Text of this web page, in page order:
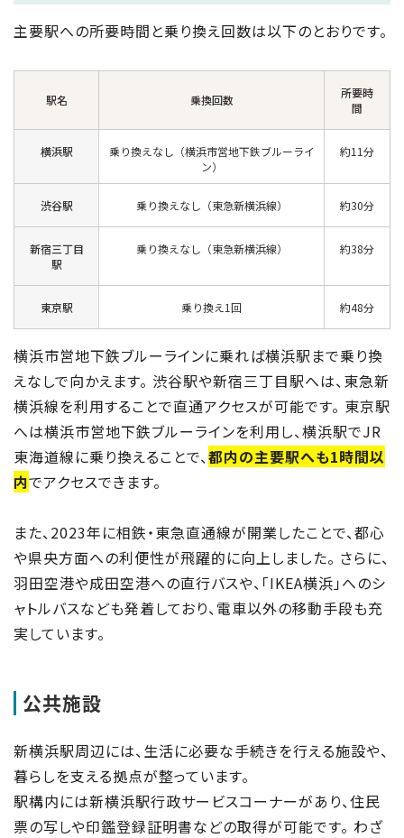
主要駅への所要時間と乗り換え回数は以下のとおりです。
駅名 乗換回数
所要時
間
横浜駅
乗り換えなし（横浜市営地下鉄ブルーライ
ン）
約11分
渋谷駅 乗り換えなし（東急新横浜線） 約30分
新宿三丁目
駅
乗り換えなし（東急新横浜線） 約38分
東京駅 乗り換え1回 約48分
横浜市営地下鉄ブルーラインに乗れば横浜駅まで乗り換
えなしで向かえます。 渋谷駅や新宿三丁目駅へは、東急新
横浜線を利用することで直通アクセスが可能です。 東京駅
へは横浜市営地下鉄ブルーラインを利用し、横浜駅でJR
東海道線に乗り換えることで、都内の主要駅へも1時間以
内でアクセスできます。
また、2023年に相鉄・東急直通線が開業したことで、都心
や県央方面への利便性が飛躍的に向上しました。 さらに、
羽田空港や成田空港への直行バスや、「IKEA横浜」へのシ
ャトルバスなども発着しており、電車以外の移動手段も充
実しています。
公共施設
新横浜駅周辺には、生活に必要な手続きを行える施設や、
暮らしを支える拠点が整っています。
駅構内には新横浜駅行政サービスコーナーがあり、住民
票の写しや印鑑登録証明書などの取得が可能です。 わざ